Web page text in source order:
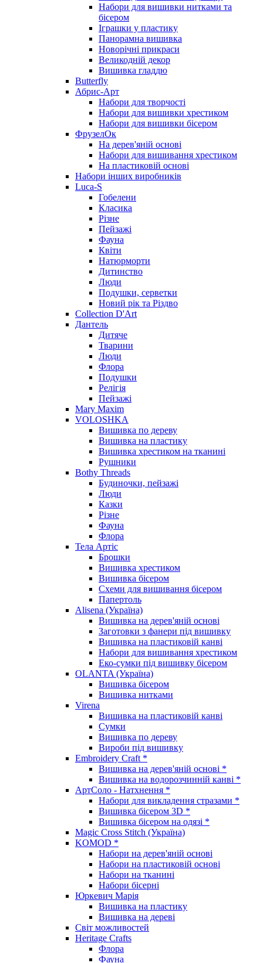
Набори для вишивки нитками та
бісером
Іграшки у пластику
Панорамна вишивка
Новорічні прикраси
Великодній декор
Вишивка гладдю
Butterfly
Абрис-Арт
Набори для творчості
Набори для вишивки хрестиком
Набори для вишивки бісером
ФрузелОк
На дерев'яній основі
Набори для вишивання хрестиком
На пластиковій основі
Набори інших виробників
Luca-S
Гобелени
Класика
Різне
Пейзажі
Фауна
Квіти
Натюрморти
Дитинство
Люди
Подушки, серветки
Новий рік та Різдво
Collection D'Art
Дантель
Дитяче
Тварини
Люди
Флора
Подушки
Релігія
Пейзажі
Mary Maxim
VOLOSHKA
Вишивка по дереву
Вишивка на пластику
Вишивка хрестиком на тканині
Рушники
Bothy Threads
Будиночки, пейзажі
Люди
Казки
Різне
Фауна
Флора
Тела Артіс
Брошки
Вишивка хрестиком
Вишивка бісером
Схеми для вишивання бісером
Папертоль
Alisena (Україна)
Вишивка на дерев'яній основі
Заготовки з фанери під вишивку
Вишивка на пластиковій канві
Набори для вишивання хрестиком
Еко-сумки під вишивку бісером
OLANTA (Україна)
Вишивка бісером
Вишивка нитками
Virena
Вишивка на пластиковій канві
Сумки
Вишивка по дереву
Вироби під вишивку
Embroidery Craft *
Вишивка на дерев'яній основі *
Вишивка на водорозчинній канві *
АртСоло - Натхнення *
Набори для викладення стразами *
Вишивка бісером 3D *
Вишивка бісером на одязі *
Magic Cross Stitch (Україна)
KOMOD *
Набори на дерев'яній основі
Набори на пластиковій основі
Набори на тканині
Набори бісерні
Юркевич Марія
Вишивка на пластику
Вишивка на дереві
Світ можливостей
Heritage Crafts
Флора
Фауна